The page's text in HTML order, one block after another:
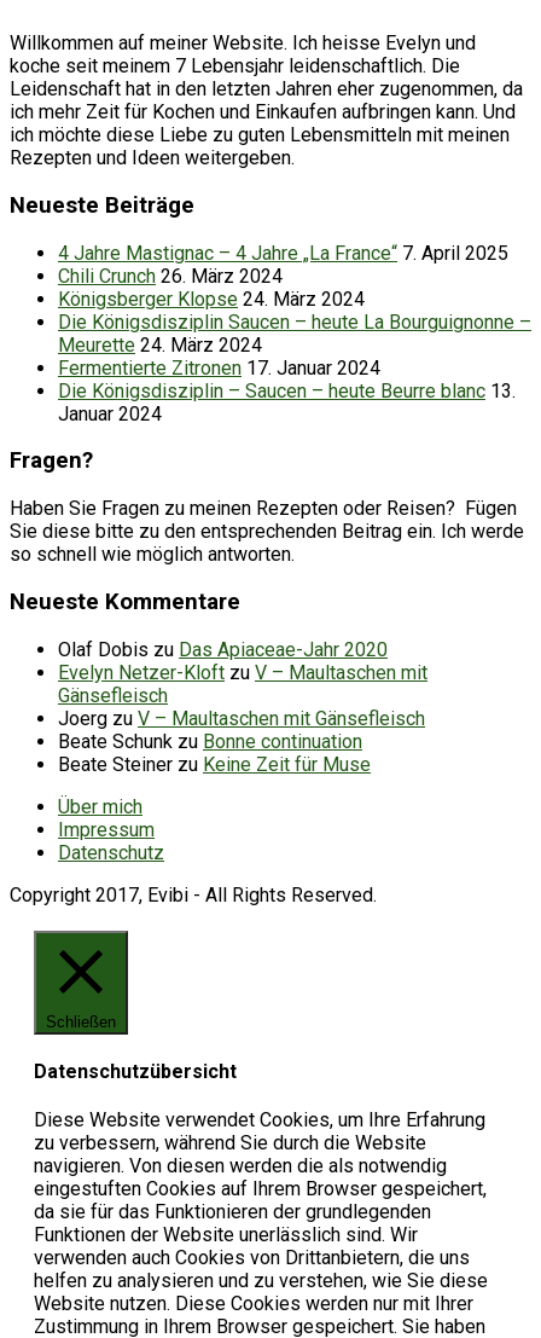
Willkommen auf meiner Website. Ich heisse Evelyn und
koche seit meinem 7 Lebensjahr leidenschaftlich. Die
Leidenschaft hat in den letzten Jahren eher zugenommen, da
ich mehr Zeit für Kochen und Einkaufen aufbringen kann. Und
ich möchte diese Liebe zu guten Lebensmitteln mit meinen
Rezepten und Ideen weitergeben.
Neueste Beiträge
4 Jahre Mastignac – 4 Jahre „La France“ 7. April 2025
Chili Crunch 26. März 2024
Königsberger Klopse 24. März 2024
Die Königsdisziplin Saucen – heute La Bourguignonne –
Meurette 24. März 2024
Fermentierte Zitronen 17. Januar 2024
Die Königsdisziplin – Saucen – heute Beurre blanc 13.
Januar 2024
Fragen?
Haben Sie Fragen zu meinen Rezepten oder Reisen? Fügen
Sie diese bitte zu den entsprechenden Beitrag ein. Ich werde
so schnell wie möglich antworten.
Neueste Kommentare
Olaf Dobis zu Das Apiaceae-Jahr 2020
Evelyn Netzer-Kloft zu V – Maultaschen mit
Gänsefleisch
Joerg zu V – Maultaschen mit Gänsefleisch
Beate Schunk zu Bonne continuation
Beate Steiner zu Keine Zeit für Muse
Über mich
Impressum
Datenschutz
Copyright 2017, Evibi - All Rights Reserved.
Schließen
Datenschutzübersicht
Diese Website verwendet Cookies, um Ihre Erfahrung
zu verbessern, während Sie durch die Website
navigieren. Von diesen werden die als notwendig
eingestuften Cookies auf Ihrem Browser gespeichert,
da sie für das Funktionieren der grundlegenden
Funktionen der Website unerlässlich sind. Wir
verwenden auch Cookies von Drittanbietern, die uns
helfen zu analysieren und zu verstehen, wie Sie diese
Website nutzen. Diese Cookies werden nur mit Ihrer
Zustimmung in Ihrem Browser gespeichert. Sie haben